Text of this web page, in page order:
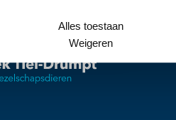
Alles toestaan
Weigeren